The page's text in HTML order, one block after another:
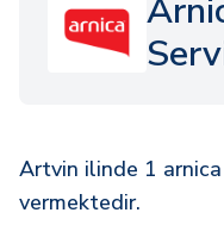
Artvin ilinde 1
vermektedir.